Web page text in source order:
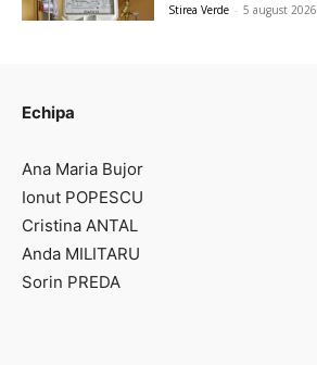
Stirea Verde - 5 august 2026
Echipa
Ana Maria Bujor
Ionut POPESCU
Cristina ANTAL
Anda MILITARU
Sorin PREDA